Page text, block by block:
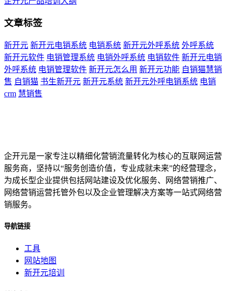
文章标签
新开元 新开元电销系统 电销系统 新开元外呼系统 外呼系统
新开元软件 电销管理系统 电销外呼系统 电销软件 新开元电销
外呼系统 电销管理软件 新开元怎么用 新开元功能 自销猫慧销
售 自销猫 书生新开元 新开元系统 新开元外呼电销系统 电销
crm 慧销售
企开元是一家专注以精细化营销流量转化为核心的互联网运营
服务商，坚持以“服务创造价值，专业成就未来”的经营理念，
为成长型企业提供包括网站建设及优化服务、网络营销推广、
网络营销运营托管外包以及企业管理解决方案等一站式网络营
销服务。
导航链接
工具
网站地图
新开元培训